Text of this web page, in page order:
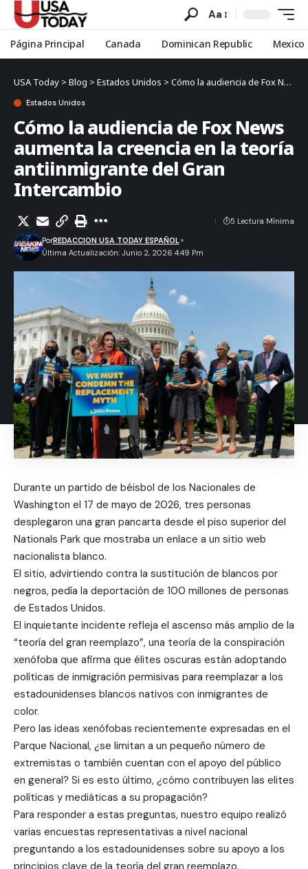
Aa
Página Principal Canada Dominican Republic Mexico
USA Today > Blog > Estados Unidos > Cómo la audiencia de Fox News aumenta la creencia en la teoría antiinmigrante del Gran Intercambio
Estados Unidos
Cómo la audiencia de Fox News
aumenta la creencia en la teoría
antiinmigrante del Gran
Intercambio
Última Actualización: Junio 2, 2026 4:49 Pm
PorREDACCION USA TODAY ESPAÑOL
5 Lectura Mínima
Durante un partido de béisbol de los Nacionales de
Washington el 17 de mayo de 2026, tres personas
desplegaron una gran pancarta desde el piso superior del
Nationals Park que mostraba un enlace a un sitio web
nacionalista blanco.
El sitio, advirtiendo contra la sustitución de blancos por
negros, pedía la deportación de 100 millones de personas
de Estados Unidos.
El inquietante incidente refleja el ascenso más amplio de la
“teoría del gran reemplazo”, una teoría de la conspiración
xenófoba que afirma que élites oscuras están adoptando
políticas de inmigración permisivas para reemplazar a los
estadounidenses blancos nativos con inmigrantes de
color.
Pero las ideas xenófobas recientemente expresadas en el
Parque Nacional, ¿se limitan a un pequeño número de
extremistas o también cuentan con el apoyo del público
en general? Si es esto último, ¿cómo contribuyen las elites
políticas y mediáticas a su propagación?
Para responder a estas preguntas, nuestro equipo realizó
varias encuestas representativas a nivel nacional
preguntando a los estadounidenses sobre su apoyo a los
principios clave de la teoría del gran reemplazo.